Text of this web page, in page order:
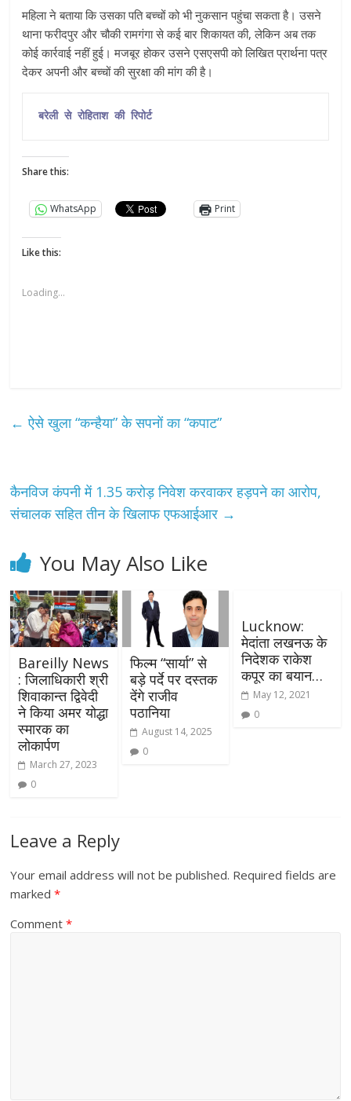
महिला ने बताया कि उसका पति बच्चों को भी नुकसान पहुंचा सकता है। उसने
थाना फरीदपुर और चौकी रामगंगा से कई बार शिकायत की, लेकिन अब तक
कोई कार्रवाई नहीं हुई। मजबूर होकर उसने एसएसपी को लिखित प्रार्थना पत्र
देकर अपनी और बच्चों की सुरक्षा की मांग की है।
बरेली से रोहिताश की रिपोर्ट
Share this:
WhatsApp Print
Like this:
Loading...
← ऐसे खुला “कन्हैया” के सपनों का “कपाट”
कैनविज कंपनी में 1.35 करोड़ निवेश करवाकर हड़पने का आरोप,
संचालक सहित तीन के खिलाफ एफआईआर →
You May Also Like
Bareilly News
: जिलाधिकारी श्री
शिवाकान्त द्विवेदी
ने किया अमर योद्धा
स्मारक का
लोकार्पण
March 27, 2023
0
फिल्म “सार्या” से
बड़े पर्दे पर दस्तक
देंगे राजीव
पठानिया
August 14, 2025
0
Lucknow:
मेदांता लखनऊ के
निदेशक राकेश
कपूर का बयान…
May 12, 2021
0
Leave a Reply
Your email address will not be published. Required fields are
marked*
Comment*